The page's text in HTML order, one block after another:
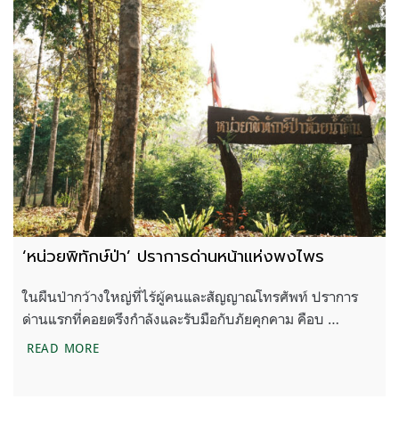
‘หน่วยพิทักษ์ป่า’ ปราการด่านหน้าแห่งพงไพร
ในผืนป่ากว้างใหญ่ที่ไร้ผู้คนและสัญญาณโทรศัพท์ ปราการ
ด่านแรกที่คอยตรึงกำลังและรับมือกับภัยคุกคาม คือบ …
READ MORE‘หน่วยพิทักษ์ป่า’ ปราการด่านหน้าแห่งพงไพร